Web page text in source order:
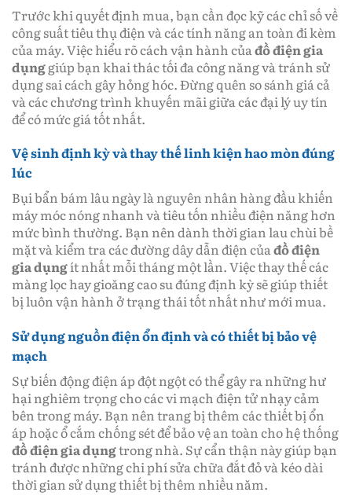
Trước khi quyết định mua, bạn cần đọc kỹ các chỉ số về
công suất tiêu thụ điện và các tính năng an toàn đi kèm
của máy. Việc hiểu rõ cách vận hành của đồ điện gia
dụnggiúp bạn khai thác tối đa công năng và tránh sử
dụng sai cách gây hỏng hóc. Đừng quên so sánh giá cả
và các chương trình khuyến mãi giữa các đại lý uy tín
để có mức giá tốt nhất.
Vệ sinh định kỳ và thay thế linh kiện hao mòn đúng
lúc
Bụi bẩn bám lâu ngày là nguyên nhân hàng đầu khiến
máy móc nóng nhanh và tiêu tốn nhiều điện năng hơn
mức bình thường. Bạn nên dành thời gian lau chùi bề
mặt và kiểm tra các đường dây dẫn điện củađồ điện
gia dụngít nhất mỗi tháng một lần. Việc thay thế các
màng lọc hay gioăng cao su đúng định kỳ sẽ giúp thiết
bị luôn vận hành ở trạng thái tốt nhất như mới mua.
Sử dụng nguồn điện ổn định và có thiết bị bảo vệ
mạch
Sự biến động điện áp đột ngột có thể gây ra những hư
hại nghiêm trọng cho các vi mạch điện tử nhạy cảm
bên trong máy. Bạn nên trang bị thêm các thiết bị ổn
áp hoặc ổ cắm chống sét để bảo vệ an toàn cho hệ thống
đồ điện gia dụngtrong nhà. Sự cẩn thận này giúp bạn
tránh được những chi phí sửa chữa đắt đỏ và kéo dài
thời gian sử dụng thiết bị thêm nhiều năm.